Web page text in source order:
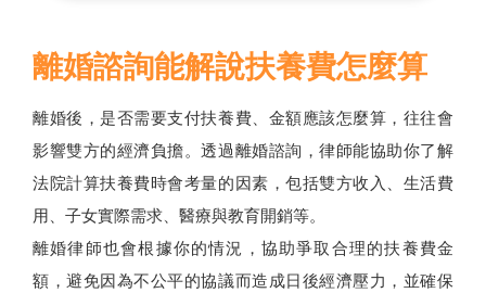
離婚諮詢能解說扶養費怎麼算
離婚後，是否需要支付扶養費、金額應該怎麼算，往往會
影響雙方的經濟負擔。透過離婚諮詢，律師能協助你了解
法院計算扶養費時會考量的因素，包括雙方收入、生活費
用、子女實際需求、醫療與教育開銷等。
離婚律師也會根據你的情況，協助爭取合理的扶養費金
額，避免因為不公平的協議而造成日後經濟壓力，並確保